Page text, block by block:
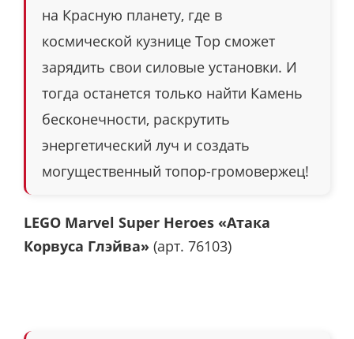
на Красную планету, где в
космической кузнице Тор сможет
зарядить свои силовые установки. И
тогда останется только найти Камень
бесконечности, раскрутить
энергетический луч и создать
могущественный топор-громовержец!
LEGO Marvel Super Heroes «Атака
Корвуса Глэйва» (арт. 76103)